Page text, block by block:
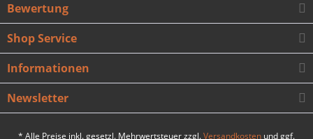
Bewertung
Shop Service
Informationen
Newsletter
* Alle Preise inkl. gesetzl. Mehrwertsteuer zzgl.Versandkosten und ggf.